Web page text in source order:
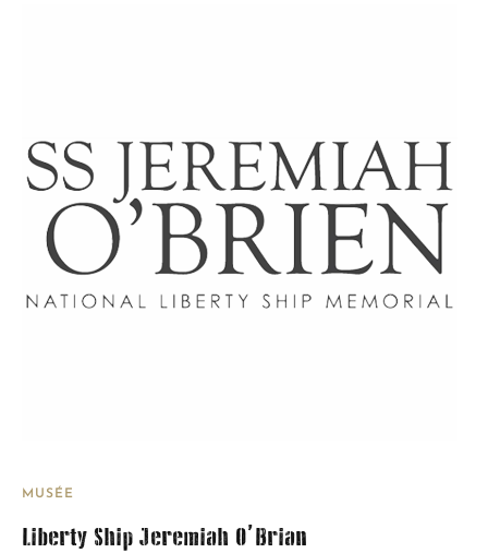
MUSÉE
Liberty Ship Jeremiah O’Brian